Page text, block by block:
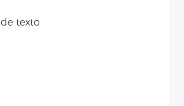
texto